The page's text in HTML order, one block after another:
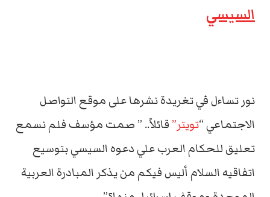
السيسي
نور تساءل في تغريدة نشرها على موقع التواصل
الاجتماعي “تويتر”قائلاً.. ” صمت مؤسف فلم نسمع
تعليق للحكام العرب علي دعوه السيسي بتوسيع
اتفاقيه السلام أليس فيكم من يذكر المبادرة العربية